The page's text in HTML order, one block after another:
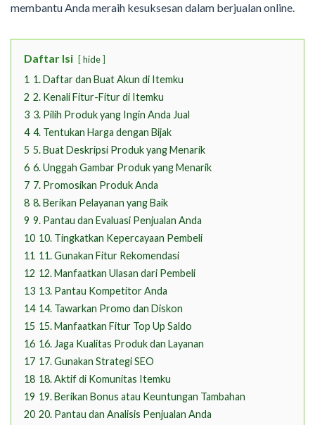
membantu Anda meraih kesuksesan dalam berjualan online.
Daftar Isi hide
1 1. Daftar dan Buat Akun di Itemku
2 2. Kenali Fitur-Fitur di Itemku
3 3. Pilih Produk yang Ingin Anda Jual
4 4. Tentukan Harga dengan Bijak
5 5. Buat Deskripsi Produk yang Menarik
6 6. Unggah Gambar Produk yang Menarik
7 7. Promosikan Produk Anda
8 8. Berikan Pelayanan yang Baik
9 9. Pantau dan Evaluasi Penjualan Anda
10 10. Tingkatkan Kepercayaan Pembeli
11 11. Gunakan Fitur Rekomendasi
12 12. Manfaatkan Ulasan dari Pembeli
13 13. Pantau Kompetitor Anda
14 14. Tawarkan Promo dan Diskon
15 15. Manfaatkan Fitur Top Up Saldo
16 16. Jaga Kualitas Produk dan Layanan
17 17. Gunakan Strategi SEO
18 18. Aktif di Komunitas Itemku
19 19. Berikan Bonus atau Keuntungan Tambahan
20 20. Pantau dan Analisis Penjualan Anda